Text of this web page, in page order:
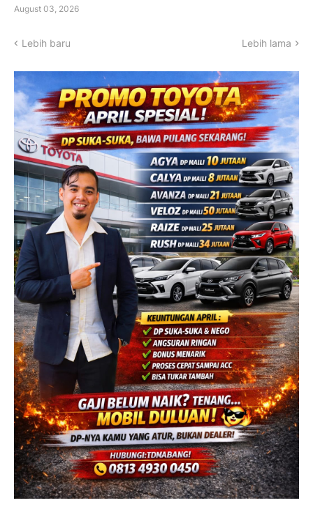
August 03, 2026
Lebih baru Lebih lama